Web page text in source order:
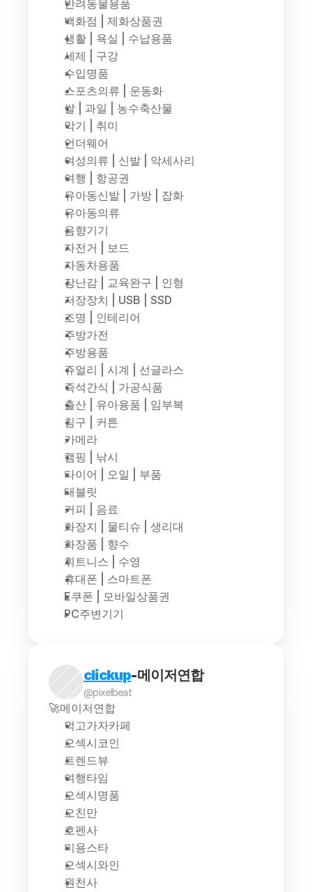
반려동물용품
백화점 | 제화상품권
생활 | 욕실 | 수납용품
세제 | 구강
수입명품
스포츠의류 | 운동화
쌀 | 과일 | 농수축산물
악기 | 취미
언더웨어
여성의류 | 신발 | 악세사리
여행 | 항공권
유아동신발 | 가방 | 잡화
유아동의류
음향기기
자전거 | 보드
자동차용품
장난감 | 교육완구 | 인형
저장장치 | USB | SSD
조명 | 인테리어
주방가전
주방용품
쥬얼리 | 시계 | 선글라스
즉석간식 | 가공식품
출산 | 유아용품 | 임부복
침구 | 커튼
카메라
캠핑 | 낚시
타이어 | 오일 | 부품
태블릿
커피 | 음료
화장지 | 물티슈 | 생리대
화장품 | 향수
휘트니스 | 수영
휴대폰 | 스마트폰
E쿠폰 | 모바일상품권
PC주변기기
clickup-메이저연합
@pixelbeat
🚀메이저연합
먹고가자카페
오섹시코인
트렌드뷰
여행타임
오섹시명품
오친만
호펜사
미용스타
오섹시와인
원천사